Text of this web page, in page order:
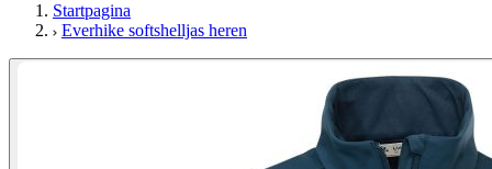
Startpagina
Everhike softshelljas heren